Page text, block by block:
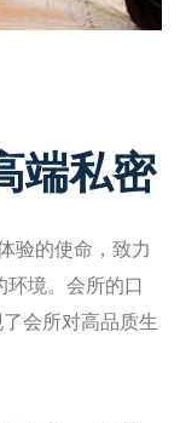
端私密
验的使命，致力
境。会所的口
会所对高品质生